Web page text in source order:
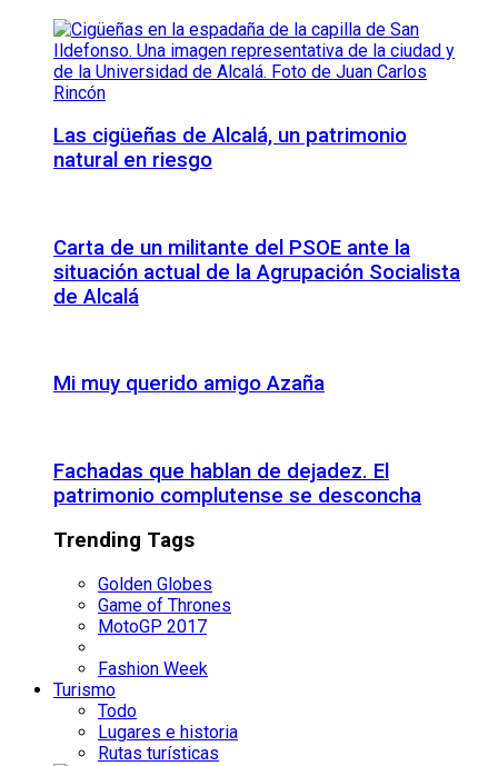
Las cigüeñas de Alcalá, un patrimonio
natural en riesgo
Carta de un militante del PSOE ante la
situación actual de la Agrupación Socialista
de Alcalá
Mi muy querido amigo Azaña
Fachadas que hablan de dejadez. El
patrimonio complutense se desconcha
Trending Tags
Golden Globes
Game of Thrones
MotoGP 2017
Fashion Week
Turismo
Todo
Lugares e historia
Rutas turísticas